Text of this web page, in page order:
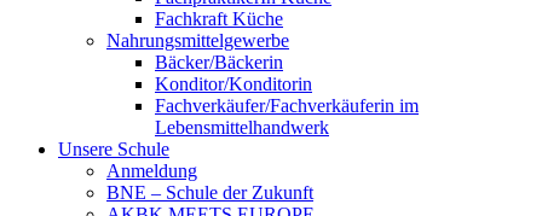
Fachkraft Küche
Nahrungsmittelgewerbe
Bäcker/Bäckerin
Konditor/Konditorin
Fachverkäufer/Fachverkäuferin im
Lebensmittelhandwerk
Unsere Schule
Anmeldung
BNE – Schule der Zukunft